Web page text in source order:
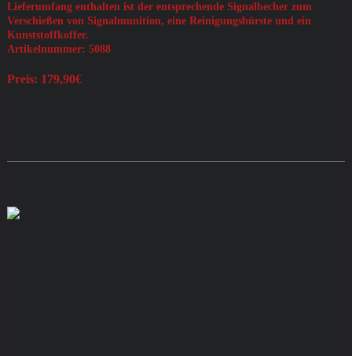
Lieferumfang enthalten ist der entsprechende Signalbecher zum
Verschießen von Signalmunition, eine Reinigungsbürste und ein
Kunststoffkoffer.
Artikelnummer: 5088
Preis: 179,90€